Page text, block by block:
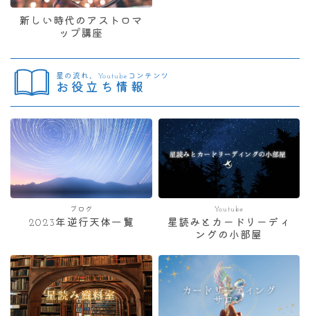
新しい時代のアストロマ
ップ講座
星の流れ、Youtubeコンテンツ
お役立ち情報
ブログ
2023年逆行天体一覧
Youtube
星読みとカードリーディ
ングの小部屋